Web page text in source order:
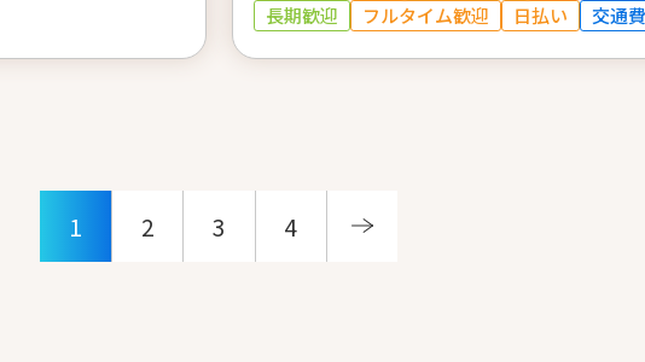
長期歓迎
フルタイム歓迎 日払い 交通
1 2 3 4